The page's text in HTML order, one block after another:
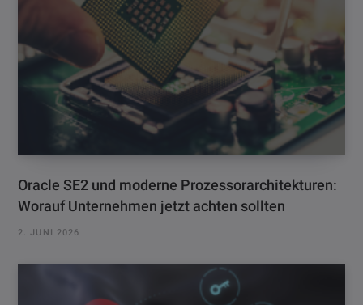
Oracle SE2 und moderne Prozessorarchitekturen:
Worauf Unternehmen jetzt achten sollten
2. JUNI 2026